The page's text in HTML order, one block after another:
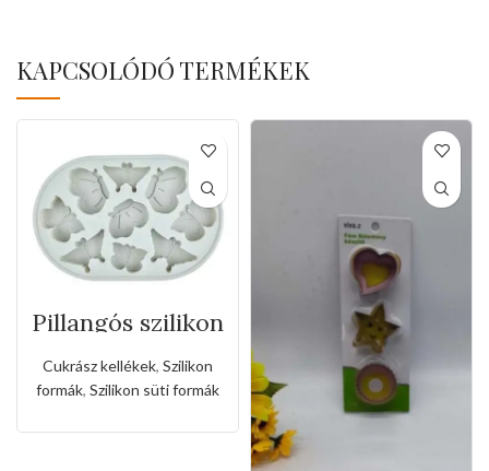
KAPCSOLÓDÓ TERMÉKEK
Pillangós szilikon
forma
Cukrász kellékek, Szilikon
formák, Szilikon süti formák